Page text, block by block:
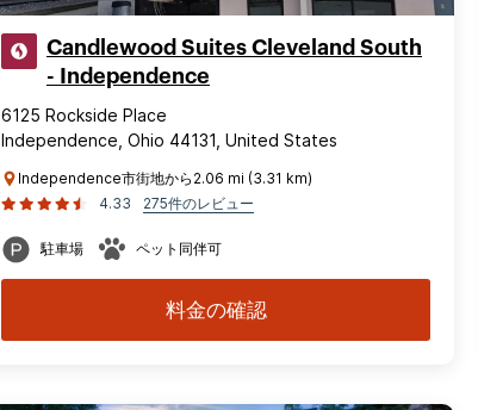
Candlewood Suites Cleveland South
- Independence
6125 Rockside Place
Independence, Ohio 44131, United States
Independence市街地から2.06 mi (3.31 km)
4.33
275件のレビュー
駐車場 ペット同伴可
料金の確認